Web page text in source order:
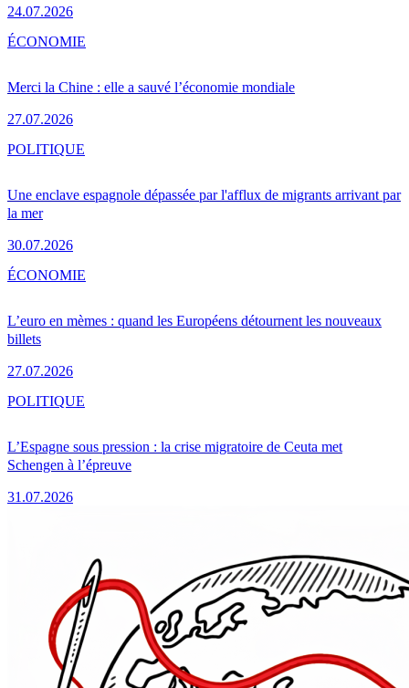
24.07.2026
Merci la Chine : elle a sauvé l’économie mondiale
27.07.2026
ÉCONOMIE
Une enclave espagnole dépassée par l'afflux de migrants arrivant par
la mer
30.07.2026
POLITIQUE
L’euro en mèmes : quand les Européens détournent les nouveaux
billets
27.07.2026
ÉCONOMIE
L’Espagne sous pression : la crise migratoire de Ceuta met
Schengen à l’épreuve
31.07.2026
POLITIQUE